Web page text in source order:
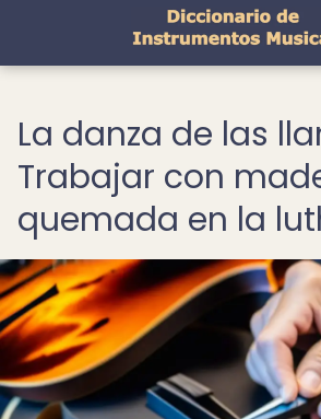
La danza de las
Trabajar con
quemada en la